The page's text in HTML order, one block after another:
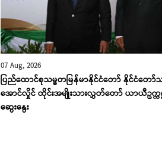
07 Aug, 2026
ပြည်ထောင်စုသမ္မတမြန်မာနိုင်ငံတော် နိုင်ငံတော်သ
အောင်လှိုင် ထိုင်းအမျိုးသားလွှတ်တော် ယာယီဥက္
ဆွေးနွေး